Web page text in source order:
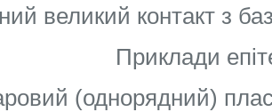
великий контакт з
Приклади
(однорядний)